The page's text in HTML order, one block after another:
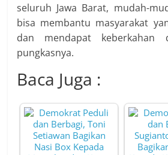
seluruh Jawa Barat, mudah-
bisa membantu masyarakat
dan mendapat keberkahan
pungkasnya.
Baca Juga :